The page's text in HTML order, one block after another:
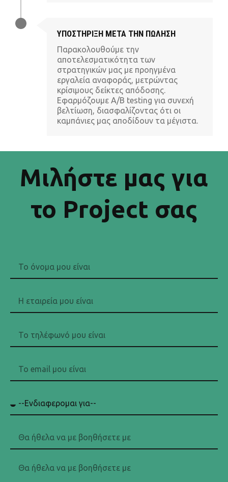
ΥΠΟΣΤΗΡΙΞΗ ΜΕΤΑ ΤΗΝ ΠΩΛΗΣΗ
Παρακολουθούμε την
αποτελεσματικότητα των
στρατηγικών μας με προηγμένα
εργαλεία αναφοράς, μετρώντας
κρίσιμους δείκτες απόδοσης.
Εφαρμόζουμε A/B testing για συνεχή
βελτίωση, διασφαλίζοντας ότι οι
καμπάνιες μας αποδίδουν τα μέγιστα.
Μιλήστε μας για
το Project σας